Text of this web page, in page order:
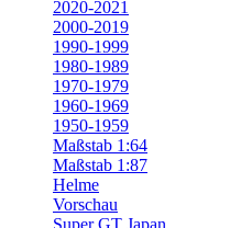
2020-2021
2000-2019
1990-1999
1980-1989
1970-1979
1960-1969
1950-1959
Maßstab 1:64
Maßstab 1:87
Helme
Vorschau
Super GT Japan